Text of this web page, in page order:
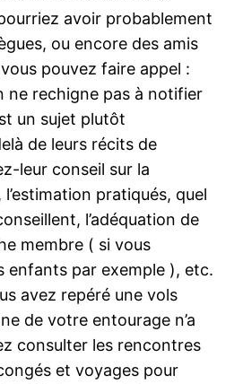
avoir probablement
ou encore des amis
pouvez faire appel :
ne rechigne pas à notifier
un sujet plutôt
de leurs récits de
leur conseil sur la
pratiqués, quel
l’adéquation de
membre ( si vous
enfants par exemple ), etc.
avez repéré une vols
de votre entourage n’a
consulter les rencontres
et voyages pour